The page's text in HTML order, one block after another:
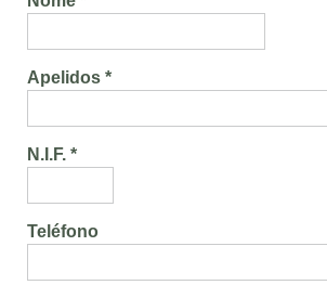
Apelidos *
N.I.F. *
Teléfono